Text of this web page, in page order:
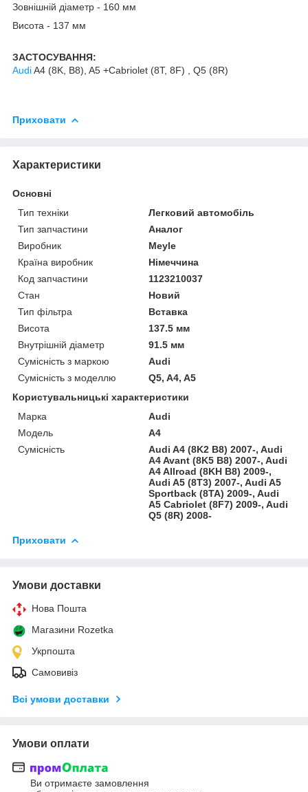
Зовнішній діаметр - 160 мм
Висота - 137 мм
ЗАСТОСУВАННЯ:
AudiA4 (8K, B8), A5 +Cabriolet (8T, 8F) , Q5 (8R)
Приховати
Характеристики
Основні
Тип техніки
Легковий автомобіль
Тип запчастини
Аналог
Виробник
Meyle
Країна виробник
Німеччина
Код запчастини
1123210037
Стан
Новий
Тип фільтра
Вставка
Висота
137.5 мм
Внутрішній діаметр
91.5 мм
Сумісність з маркою
Audi
Сумісність з моделлю
Q5, A4, A5
Користувальницькі характеристики
Марка
Audi
Модель
A4
Сумісність
Audi A4 (8K2 B8) 2007-, Audi
A4 Avant (8K5 B8) 2007-, Audi
A4 Allroad (8KH B8) 2009-,
Audi A5 (8T3) 2007-, Audi A5
Sportback (8TA) 2009-, Audi
A5 Cabriolet (8F7) 2009-, Audi
Q5 (8R) 2008-
Приховати
Умови доставки
Нова Пошта
Магазини Rozetka
Укрпошта
Самовивіз
Всі умови доставки
Умови оплати
Ви отримаєте замовлення